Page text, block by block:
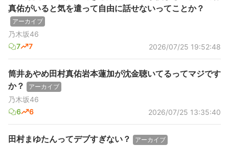
真佑がいると気を遣って自由に話せないってことか？
アーカイブ
乃木坂46
7
7 2026/07/25 19:52:48
筒井あやめ田村真佑岩本蓮加が沈金聴いてるってマジです
か？
アーカイブ
乃木坂46
6
6 2026/07/25 13:35:40
田村まゆたんってデブすぎない？ アーカイブ